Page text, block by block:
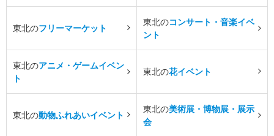
東北のフリーマーケット
東北のコンサート・音楽イベ
ント
東北のアニメ・ゲームイベン
ト
東北の花イベント
東北の動物ふれあいイベント
東北の美術展・博物展・展示
会